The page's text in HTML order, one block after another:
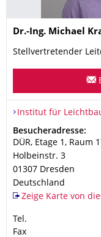
Name
Dr.-Ing. Michael
Stellvertretender
Organisationsname
Institut für
Institut für
Adresse
Besucheradresse:
DÜR, Etage 1, Raum
Holbeinstr. 3
01307 Dresden
Deutschland
Zeige Karte von
Tel.
Fax